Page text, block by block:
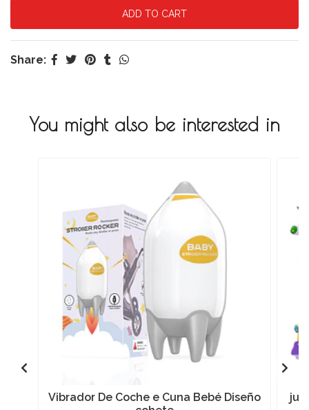
Share:
You might also be interested in
Vibrador De Coche e Cuna Bebé Diseño